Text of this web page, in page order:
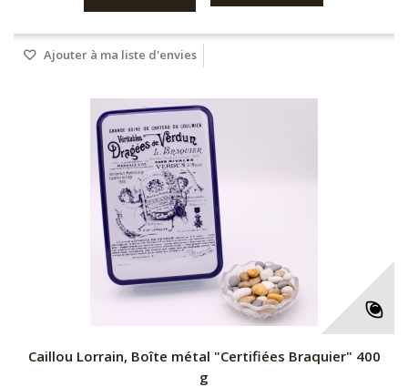
Ajouter à ma liste d'envies
Caillou Lorrain, Boîte métal "Certifiées Braquier" 400
g